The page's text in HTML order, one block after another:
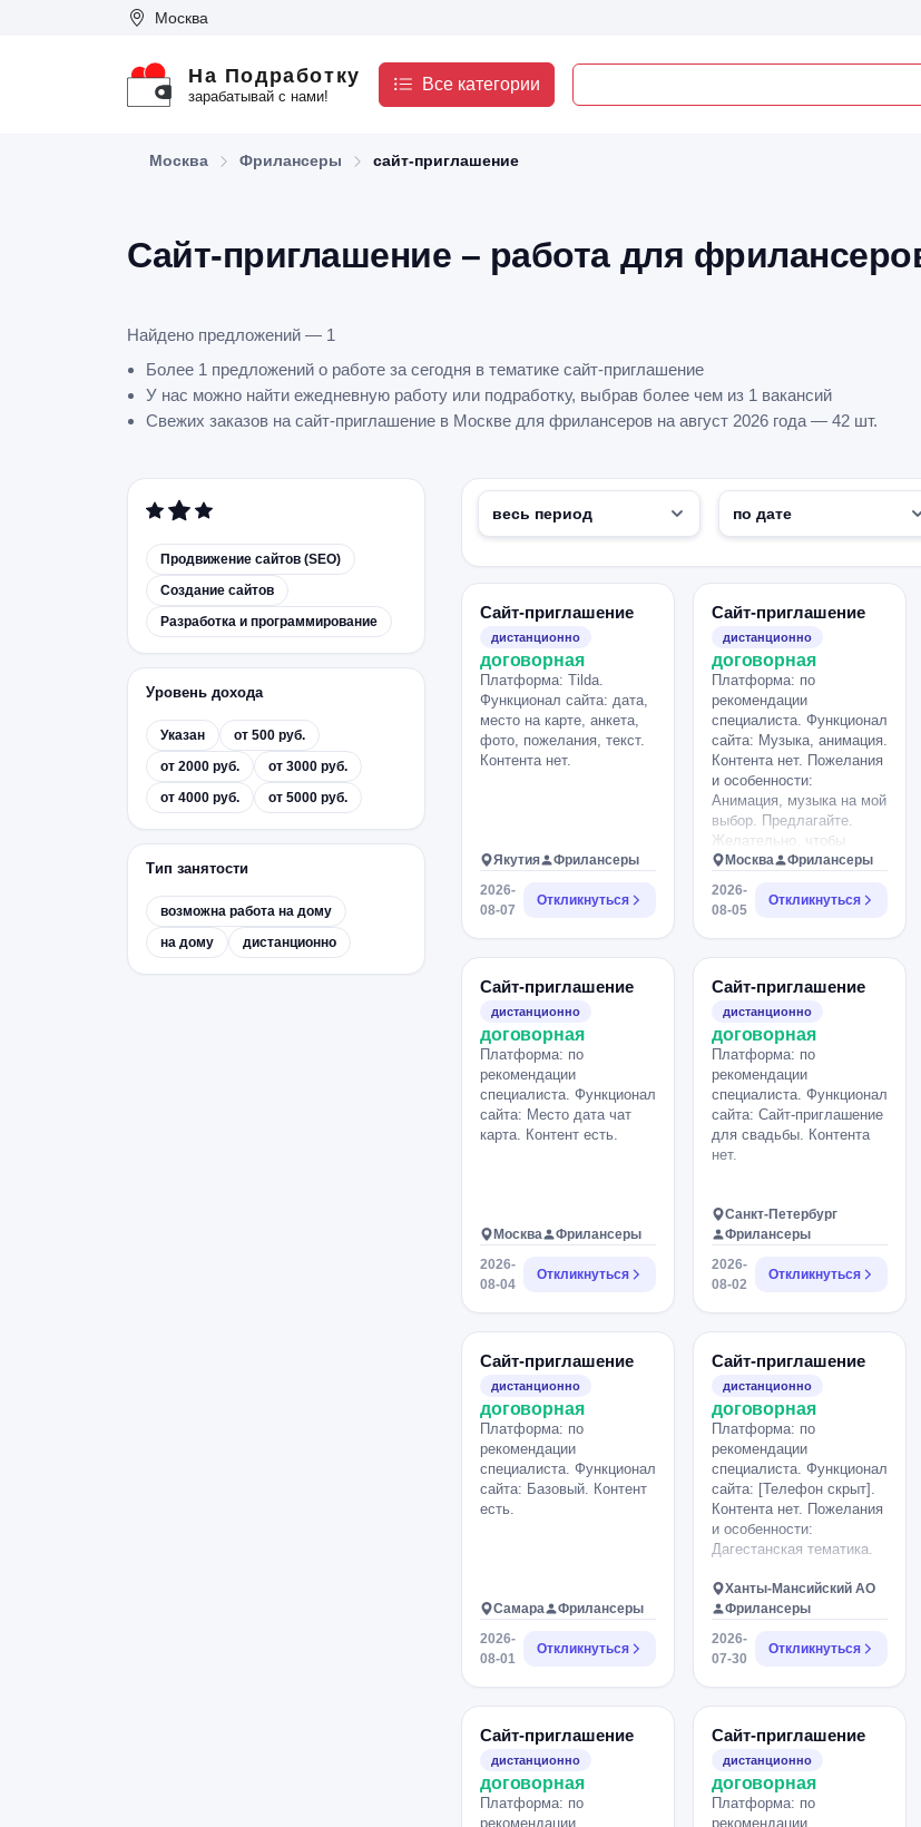
Москва
На Подработку
зарабатывай с нами!
Все категории
Москва Фрилансеры сайт-приглашение
Сайт-приглашение – работа для
Найдено предложений — 1
Более 1 предложений о работе за сегодня в тематике сайт-приглашение
У нас можно найти ежедневную работу или подработку, выбрав более чем из 1 вакансий
Свежих заказов на сайт-приглашение в Москве для фрилансеров на август 2026 года — 42 шт.
Продвижение сайтов (SEO)
Создание сайтов
Разработка и программирование
Уровень дохода
Указан
от 500 руб.
от 2000 руб.
от 3000 руб.
от 4000 руб.
от 5000 руб.
Тип занятости
возможна работа на дому
на дому
дистанционно
Сайт-приглашение
дистанционно
договорная
Платформа: Tilda.
Функционал сайта: дата,
место на карте, анкета,
фото, пожелания, текст.
Контента нет.
Якутия
Фрилансеры
2026-
08-07
Откликнуться
Сайт-приглашение
дистанционно
договорная
Платформа: по
рекомендации
специалиста. Функционал
сайта: Музыка, анимация.
Контента нет. Пожелания
и особенности:
Анимация, музыка на мой
выбор. Предлагайте.
Желательно, чтобы
могли увидеть
портфолио.
Москва
Фрилансеры
2026-
08-05
Откликнуться
Сайт-приглашение
дистанционно
договорная
Платформа: по
рекомендации
специалиста. Функционал
сайта: Место дата чат
карта. Контент есть.
Москва
Фрилансеры
2026-
08-04
Откликнуться
Сайт-приглашение
дистанционно
договорная
Платформа: по
рекомендации
специалиста. Функционал
сайта: Сайт-приглашение
для свадьбы. Контента
нет.
Санкт-Петербург
Фрилансеры
2026-
08-02
Откликнуться
Сайт-приглашение
дистанционно
договорная
Платформа: по
рекомендации
специалиста. Функционал
сайта: Базовый. Контент
есть.
Самара
Фрилансеры
2026-
08-01
Откликнуться
Сайт-приглашение
дистанционно
договорная
Платформа: по
рекомендации
специалиста. Функционал
сайта: [Телефон скрыт].
Контента нет. Пожелания
и особенности:
Дагестанская тематика.
Ханты-Мансийский АО
Фрилансеры
2026-
07-30
Откликнуться
Сайт-приглашение
дистанционно
договорная
Платформа: по
рекомендации
Сайт-приглашение
дистанционно
договорная
Платформа: по
рекомендации